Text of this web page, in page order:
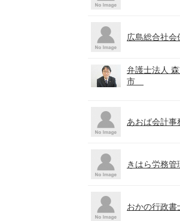
広島総合社会
弁護士法人
市
あおば会計事
きはら労務管
おかの行政書